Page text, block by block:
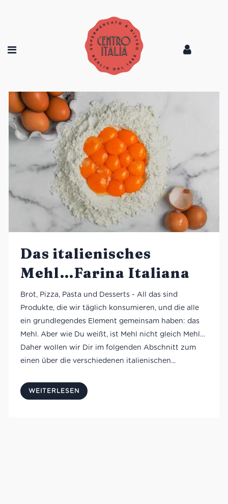
Das italienisches
Mehl…Farina Italiana
Brot, Pizza, Pasta und Desserts - All das sind
Produkte, die wir täglich konsumieren, und die alle
ein grundlegendes Element gemeinsam haben: das
Mehl. Aber wie Du weißt, ist Mehl nicht gleich Mehl…
Daher wollen wir Dir im folgenden Abschnitt zum
einen über die verschiedenen italienischen...
WEITERLESEN